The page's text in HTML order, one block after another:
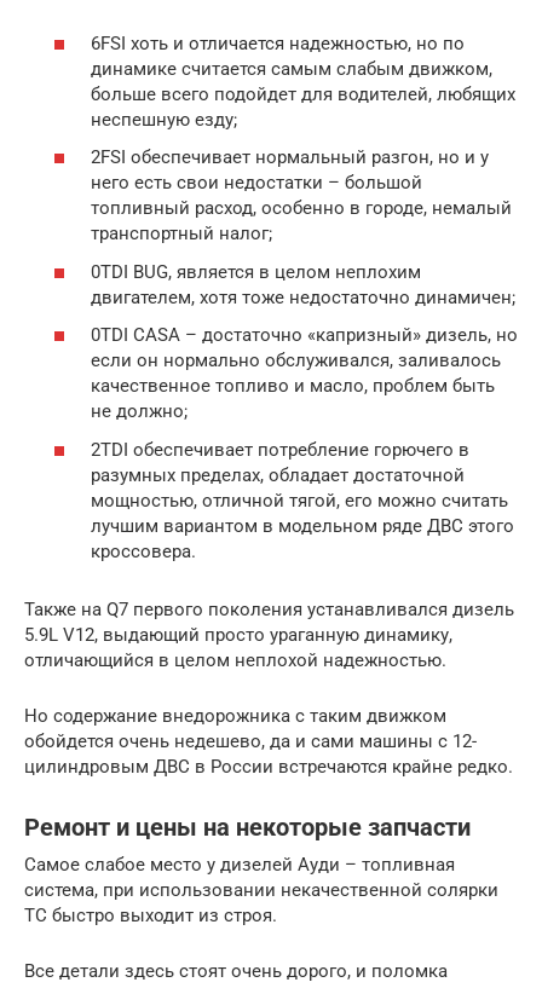
6FSI хоть и отличается надежностью, но по
динамике считается самым слабым движком,
больше всего подойдет для водителей, любящих
неспешную езду;
2FSI обеспечивает нормальный разгон, но и у
него есть свои недостатки – большой
топливный расход, особенно в городе, немалый
транспортный налог;
0TDI BUG, является в целом неплохим
двигателем, хотя тоже недостаточно динамичен;
0TDI CASA – достаточно «капризный» дизель, но
если он нормально обслуживался, заливалось
качественное топливо и масло, проблем быть
не должно;
2TDI обеспечивает потребление горючего в
разумных пределах, обладает достаточной
мощностью, отличной тягой, его можно считать
лучшим вариантом в модельном ряде ДВС этого
кроссовера.
Также на Q7 первого поколения устанавливался дизель
5.9L V12, выдающий просто ураганную динамику,
отличающийся в целом неплохой надежностью.
Но содержание внедорожника с таким движком
обойдется очень недешево, да и сами машины с 12-
цилиндровым ДВС в России встречаются крайне редко.
Ремонт и цены на некоторые запчасти
Самое слабое место у дизелей Ауди – топливная
система, при использовании некачественной солярки
ТС быстро выходит из строя.
Все детали здесь стоят очень дорого, и поломка